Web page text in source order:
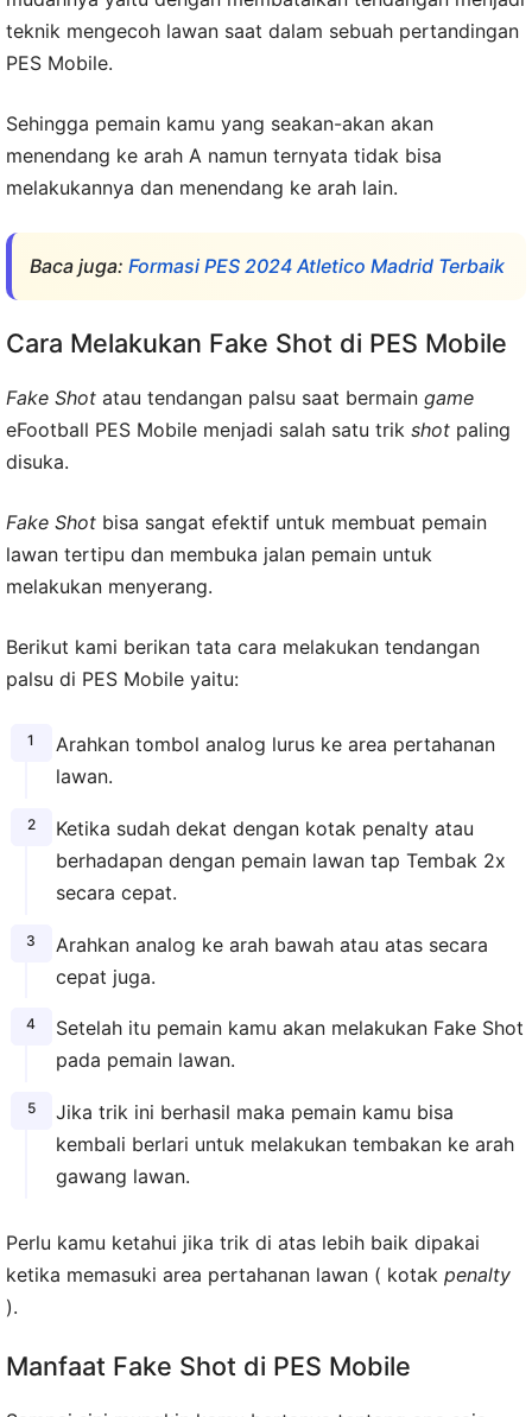
teknik mengecoh lawan saat dalam sebuah pertandingan
PES Mobile.
Sehingga pemain kamu yang seakan-akan akan
menendang ke arah A namun ternyata tidak bisa
melakukannya dan menendang ke arah lain.
Baca juga: Formasi PES 2024 Atletico Madrid Terbaik
Cara Melakukan Fake Shot di PES Mobile
Fake Shot atau tendangan palsu saat bermain game
eFootball PES Mobile menjadi salah satu trik shot paling
disuka.
Fake Shot bisa sangat efektif untuk membuat pemain
lawan tertipu dan membuka jalan pemain untuk
melakukan menyerang.
Berikut kami berikan tata cara melakukan tendangan
palsu di PES Mobile yaitu:
Arahkan tombol analog lurus ke area pertahanan
lawan.
Ketika sudah dekat dengan kotak penalty atau
berhadapan dengan pemain lawan tap Tembak 2x
secara cepat.
Arahkan analog ke arah bawah atau atas secara
cepat juga.
Setelah itu pemain kamu akan melakukan Fake Shot
pada pemain lawan.
Jika trik ini berhasil maka pemain kamu bisa
kembali berlari untuk melakukan tembakan ke arah
gawang lawan.
Perlu kamu ketahui jika trik di atas lebih baik dipakai
ketika memasuki area pertahanan lawan ( kotak penalty
).
Manfaat Fake Shot di PES Mobile